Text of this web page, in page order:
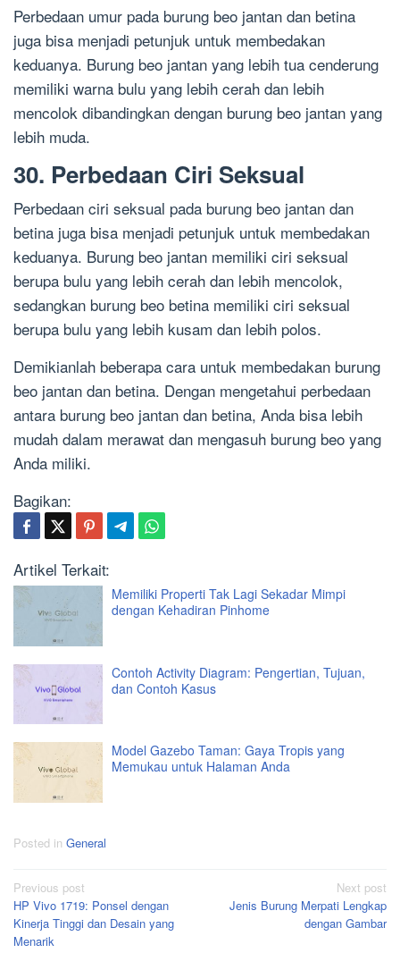
Perbedaan umur pada burung beo jantan dan betina
juga bisa menjadi petunjuk untuk membedakan
keduanya. Burung beo jantan yang lebih tua cenderung
memiliki warna bulu yang lebih cerah dan lebih
mencolok dibandingkan dengan burung beo jantan yang
lebih muda.
30. Perbedaan Ciri Seksual
Perbedaan ciri seksual pada burung beo jantan dan
betina juga bisa menjadi petunjuk untuk membedakan
keduanya. Burung beo jantan memiliki ciri seksual
berupa bulu yang lebih cerah dan lebih mencolok,
sedangkan burung beo betina memiliki ciri seksual
berupa bulu yang lebih kusam dan lebih polos.
Demikianlah beberapa cara untuk membedakan burung
beo jantan dan betina. Dengan mengetahui perbedaan
antara burung beo jantan dan betina, Anda bisa lebih
mudah dalam merawat dan mengasuh burung beo yang
Anda miliki.
Bagikan:
Artikel Terkait:
Memiliki Properti Tak Lagi Sekadar Mimpi
dengan Kehadiran Pinhome
Contoh Activity Diagram: Pengertian, Tujuan,
dan Contoh Kasus
Model Gazebo Taman: Gaya Tropis yang
Memukau untuk Halaman Anda
Posted in General
Post
navigation
Previous post
HP Vivo 1719: Ponsel dengan
Kinerja Tinggi dan Desain yang
Menarik
Next post
Jenis Burung Merpati Lengkap
dengan Gambar